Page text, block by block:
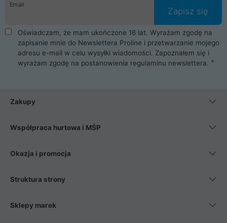
Email
Zapisz się
Oświadczam, że mam ukończone 16 lat. Wyrażam zgodę na
zapisanie mnie do Newslettera Proline i przetwarzanie mojego
adresu e-mail w celu wysyłki wiadomości. Zapoznałem się i
wyrażam zgodę na postanowienia regulaminu newslettera.
Zakupy
Współpraca hurtowa i MŚP
Okazja i promocja
Struktura strony
Sklepy marek